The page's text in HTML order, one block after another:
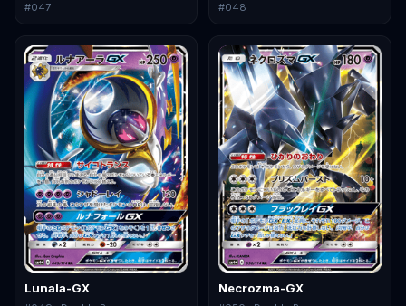
#047 #048
Lunala-GX Necrozma-GX